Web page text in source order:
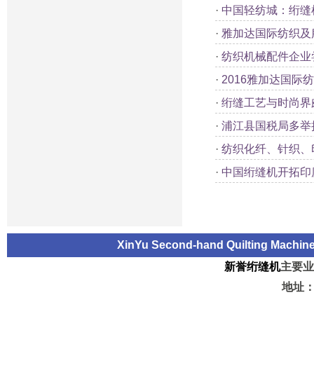
· 中国轻纺城：绗
· 雅加达国际纺织
· 纺织机械配件企
· 2016雅加达国际
· 绗缝工艺与时尚界
· 浦江县国税局多
· 纺织化纤、针织
· 中国绗缝机开拓印
XinYu Second-hand Quilting
新誉绗缝机主要
地址